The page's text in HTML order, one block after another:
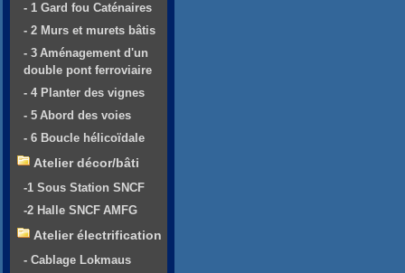
- 1 Gard fou Caténaires
- 2 Murs et murets bâtis
- 3 Aménagement d'un
double pont ferroviaire
- 4 Planter des vignes
- 5 Abord des voies
- 6 Boucle hélicoïdale
Atelier décor/bâti
-1 Sous Station SNCF
-2 Halle SNCF AMFG
Atelier électrification
- Cablage Lokmaus